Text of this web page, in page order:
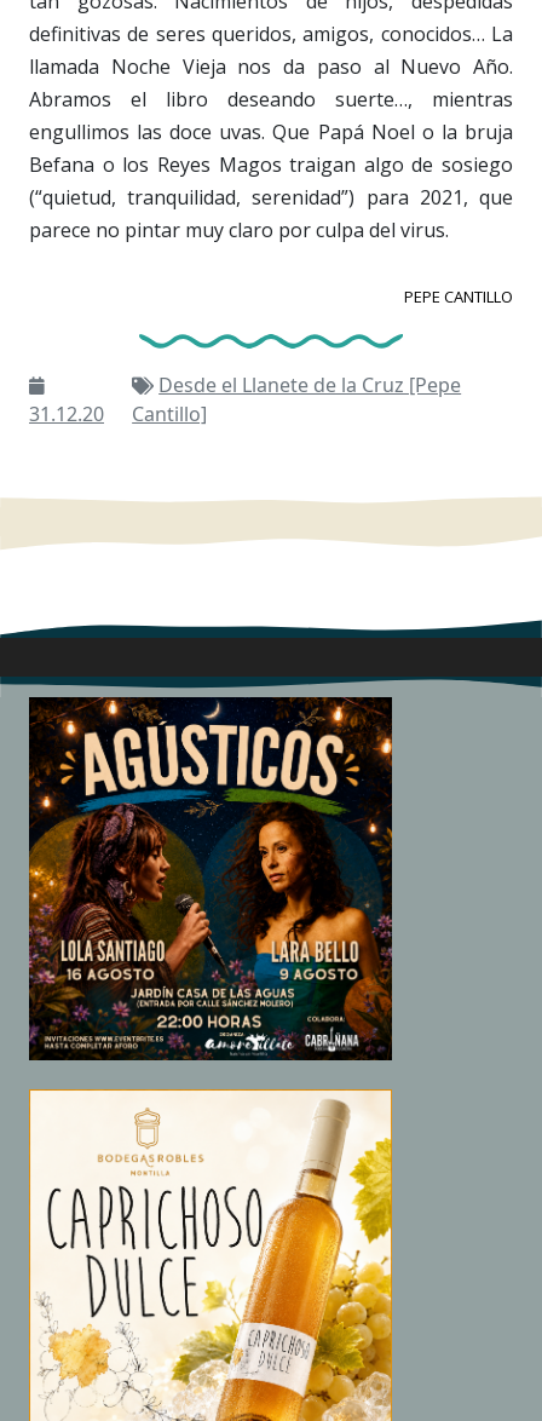
definitivas de seres queridos, amigos, conocidos… La
llamada Noche Vieja nos da paso al Nuevo Año.
Abramos el libro deseando suerte…, mientras
engullimos las doce uvas. Que Papá Noel o la bruja
Befana o los Reyes Magos traigan algo de sosiego
(“quietud, tranquilidad, serenidad”) para 2021, que
parece no pintar muy claro por culpa del virus.
PEPE CANTILLO
31.12.20
Desde el Llanete de la Cruz [Pepe
Cantillo]